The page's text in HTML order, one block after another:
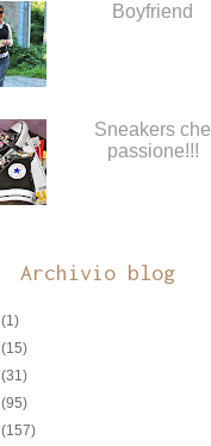
Boyfriend
Sneakers che
passione!!!
Archivio blog
(1)
(15)
(31)
(95)
(157)